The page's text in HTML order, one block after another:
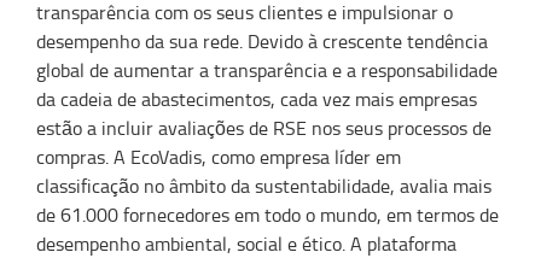
transparência com os seus clientes e impulsionar o
desempenho da sua rede. Devido à crescente tendência
global de aumentar a transparência e a responsabilidade
da cadeia de abastecimentos, cada vez mais empresas
estão a incluir avaliações de RSE nos seus processos de
compras. A EcoVadis, como empresa líder em
classificação no âmbito da sustentabilidade, avalia mais
de 61.000 fornecedores em todo o mundo, em termos de
desempenho ambiental, social e ético. A plataforma